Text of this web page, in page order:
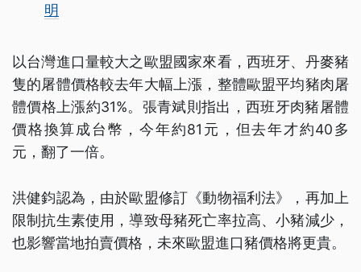
明
以台灣進口量較大之歐盟國家來看，西班牙、丹麥豬
隻的屠體價格較去年大幅上漲，整體歐盟平均豬肉屠
體價格上漲約31%。張青斌則指出，西班牙肉豬屠體
價格換算成台幣，今年約81元，但去年才約40多
元，翻了一倍。
洪健鈞認為，由於歐盟修訂《動物福利法》，再加上
限制抗生素使用，導致母豬死亡率拉高、小豬減少，
也影響當地拍賣價格，未來歐盟進口豬價格將更貴。